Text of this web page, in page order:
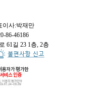
이사:박재만
86-46186
61길 23 1층, 2층